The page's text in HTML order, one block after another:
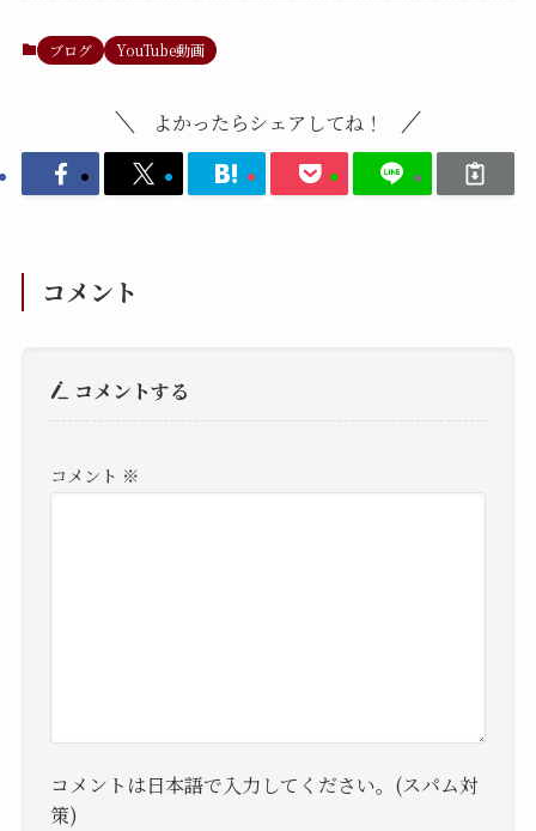
ブログ YouTube動画
よかったらシェアしてね！
コメント
コメントする
コメント ※
コメントは日本語で入力してください。(スパム対
策)